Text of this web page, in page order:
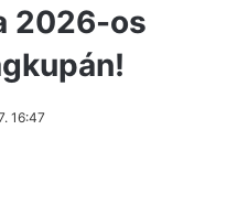
2026-os
16:47